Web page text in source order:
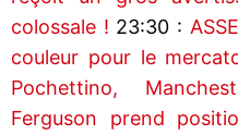
colossale ! 23:30 :
couleur pour le
Pochettino,
Ferguson prend